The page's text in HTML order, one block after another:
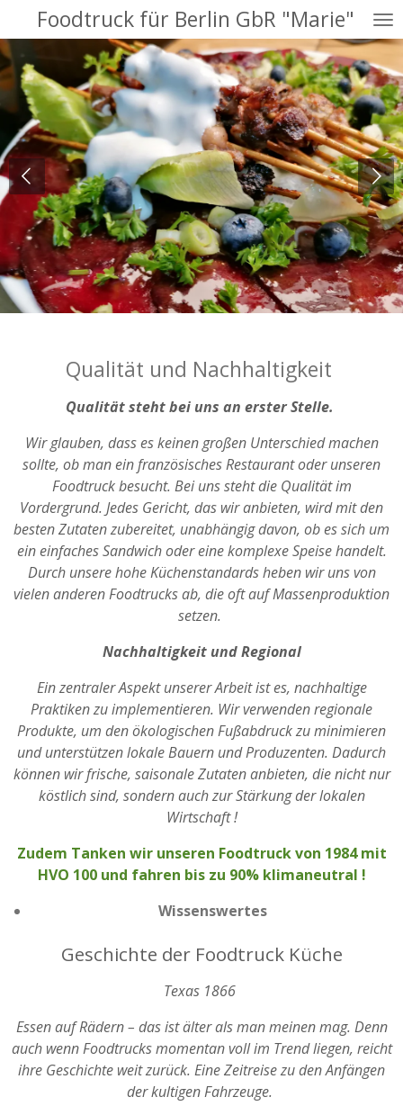
Hauptinhalt
springen
Foodtruck für Berlin GbR "Marie"
Qualität und Nachhaltigkeit
Qualität steht bei uns an erster Stelle.
Wir glauben, dass es keinen großen Unterschied machen
sollte, ob man ein französisches Restaurant oder unseren
Foodtruck besucht. Bei uns steht die Qualität im
Vordergrund. Jedes Gericht, das wir anbieten, wird mit den
besten Zutaten zubereitet, unabhängig davon, ob es sich um
ein einfaches Sandwich oder eine komplexe Speise handelt.
Durch unsere hohe Küchenstandards heben wir uns von
vielen anderen Foodtrucks ab, die oft auf Massenproduktion
setzen.
Nachhaltigkeit und Regional
Ein zentraler Aspekt unserer Arbeit ist es, nachhaltige
Praktiken zu implementieren. Wir verwenden regionale
Produkte, um den ökologischen Fußabdruck zu minimieren
und unterstützen lokale Bauern und Produzenten. Dadurch
können wir frische, saisonale Zutaten anbieten, die nicht nur
köstlich sind, sondern auch zur Stärkung der lokalen
Wirtschaft!
Zudem Tanken wir unseren Foodtruck von 1984 mit
HVO 100 und fahren bis zu 90% klimaneutral !
Wissenswertes
Geschichte der Foodtruck Küche
Texas 1866
Essen auf Rädern – das ist älter als man meinen mag. Denn
auch wenn Foodtrucks momentan voll im Trend liegen, reicht
ihre Geschichte weit zurück. Eine Zeitreise zu den Anfängen
der kultigen Fahrzeuge.